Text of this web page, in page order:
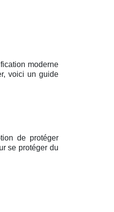
moderne
voici un guide
de protéger
se protéger du